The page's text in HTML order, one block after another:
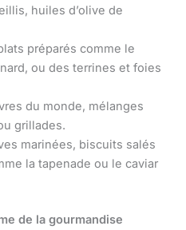
huiles d’olive de
préparés comme le
ou des terrines et foies
du monde, mélanges
grillades.
marinées, biscuits salés
la tapenade ou le caviar
de la gourmandise